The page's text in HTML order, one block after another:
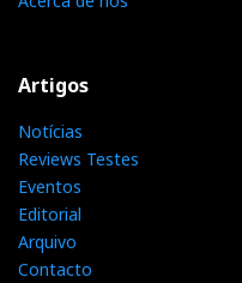
Artigos
Notícias
Reviews Testes
Eventos
Editorial
Arquivo
Contacto